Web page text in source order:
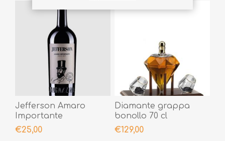
Jefferson Amaro
Importante
€25,00
Diamante grappa
bonollo 70 cl
€129,00